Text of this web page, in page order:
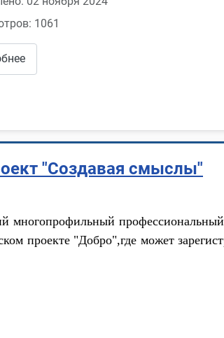
1061
"Создавая смыслы"
многопрофильный
проекте "Добро",где может